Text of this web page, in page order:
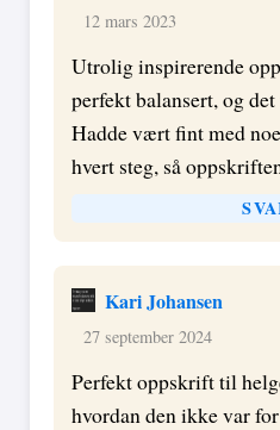
12 mars 2023
Utrolig inspirerende
perfekt balansert, og
Hadde vært fint med
hvert steg, så
Kari Johansen
27 september 2024
Perfekt oppskrift til
hvordan den ikke var